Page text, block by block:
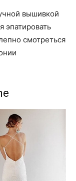
вышивкой
эпатировать
смотреться